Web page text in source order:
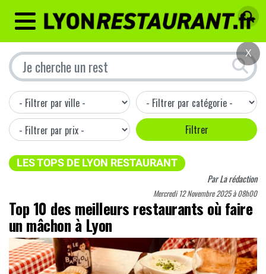
MENU
LES TOPS DE LYON RESTAURANT
ParLa rédaction
Mercredi 12 Novembre 2025 à 08h00
Top 10 des meilleurs restaurants où faire
un mâchon à Lyon
X